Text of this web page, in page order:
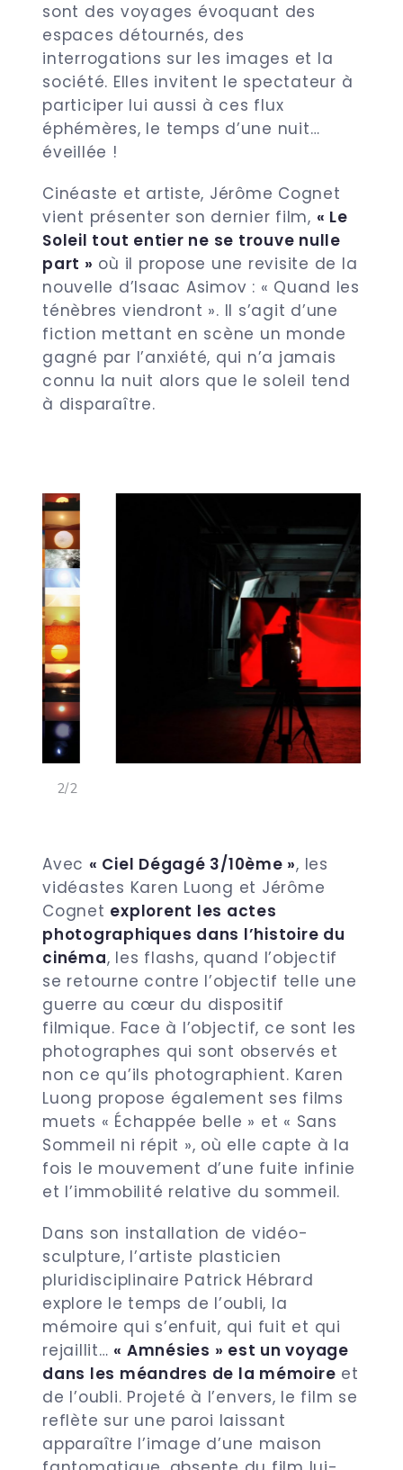
sont des voyages évoquant des
espaces détournés, des
interrogations sur les images et la
société. Elles invitent le spectateur à
participer lui aussi à ces flux
éphémères, le temps d’une nuit…
éveillée !
Cinéaste et artiste, Jérôme Cognet
vient présenter son dernier film, « Le
Soleil tout entier ne se trouve nulle
part » où il propose une revisite de la
nouvelle d’Isaac Asimov : « Quand les
ténèbres viendront ». Il s’agit d’une
fiction mettant en scène un monde
gagné par l’anxiété, qui n’a jamais
connu la nuit alors que le soleil tend
à disparaître.
2/2
Avec « Ciel Dégagé 3/10ème », les
vidéastes Karen Luong et Jérôme
Cognet explorent les actes
photographiques dans l’histoire du
cinéma, les flashs, quand l’objectif
se retourne contre l’objectif telle une
guerre au cœur du dispositif
filmique. Face à l’objectif, ce sont les
photographes qui sont observés et
non ce qu’ils photographient. Karen
Luong propose également ses films
muets « Échappée belle » et « Sans
Sommeil ni répit », où elle capte à la
fois le mouvement d’une fuite infinie
et l’immobilité relative du sommeil.
Dans son installation de vidéo-
sculpture, l’artiste plasticien
pluridisciplinaire Patrick Hébrard
explore le temps de l’oubli, la
mémoire qui s’enfuit, qui fuit et qui
rejaillit… « Amnésies » est un voyage
dans les méandres de la mémoire et
de l’oubli. Projeté à l’envers, le film se
reflète sur une paroi laissant
apparaître l’image d’une maison